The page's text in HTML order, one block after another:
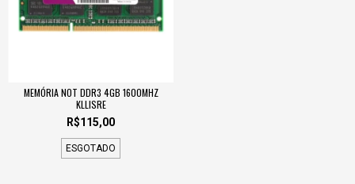
MEMÓRIA NOT DDR3 4GB 1600MHZ
KLLISRE
R$115,00
ESGOTADO